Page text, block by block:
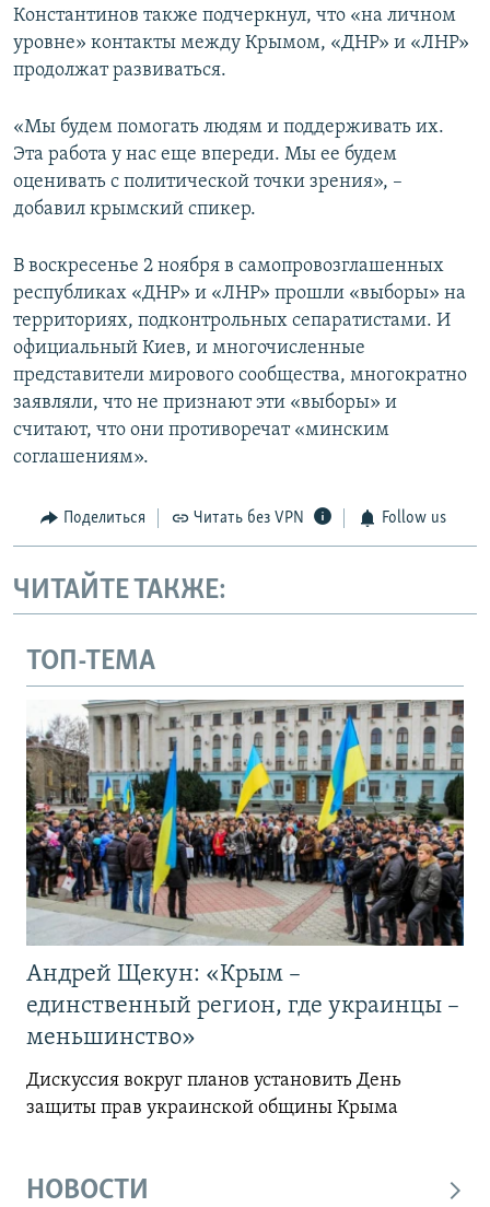
Константинов также подчеркнул, что «на личном
уровне» контакты между Крымом, «ДНР» и «ЛНР»
продолжат развиваться.
«Мы будем помогать людям и поддерживать их.
Эта работа у нас еще впереди. Мы ее будем
оценивать с политической точки зрения», –
добавил крымский спикер.
В воскресенье 2 ноября в самопровозглашенных
республиках «ДНР» и «ЛНР» прошли «выборы» на
территориях, подконтрольных сепаратистами. И
официальный Киев, и многочисленные
представители мирового сообщества, многократно
заявляли, что не признают эти «выборы» и
считают, что они противоречат «минским
соглашениям».
Поделиться Читать без VPN Follow us
ЧИТАЙТЕ ТАКЖЕ:
ТОП-ТЕМА
Андрей Щекун: «Крым –
единственный регион, где украинцы –
меньшинство»
Дискуссия вокруг планов установить День
защиты прав украинской общины Крыма
НОВОСТИ